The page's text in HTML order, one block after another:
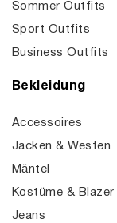
Sommer Outfits
Sport Outfits
Business Outfits
Bekleidung
Accessoires
Jacken & Westen
Mäntel
Kostüme & Blazer
Jeans